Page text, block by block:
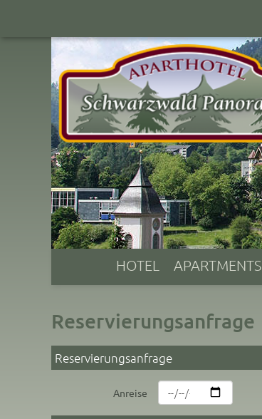
HOTEL APARTMENTS
Reservierungsanfrage
Reservierungsanfrage
Anreise